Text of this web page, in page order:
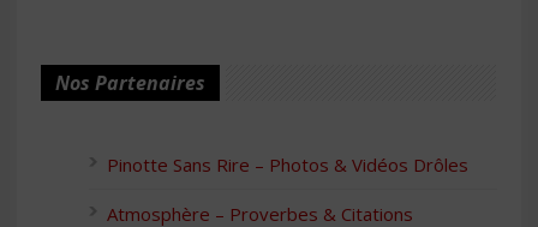
Nos Partenaires
Pinotte Sans Rire – Photos & Vidéos Drôles
Atmosphère – Proverbes & Citations